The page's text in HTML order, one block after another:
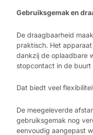
Gebruiksgemak en
De draagbaarheid
praktisch. Het
dankzij de oplaadbare
stopcontact in de buurt
Dat biedt veel
De meegeleverde
gebruiksgemak nog
eenvoudig aangepast